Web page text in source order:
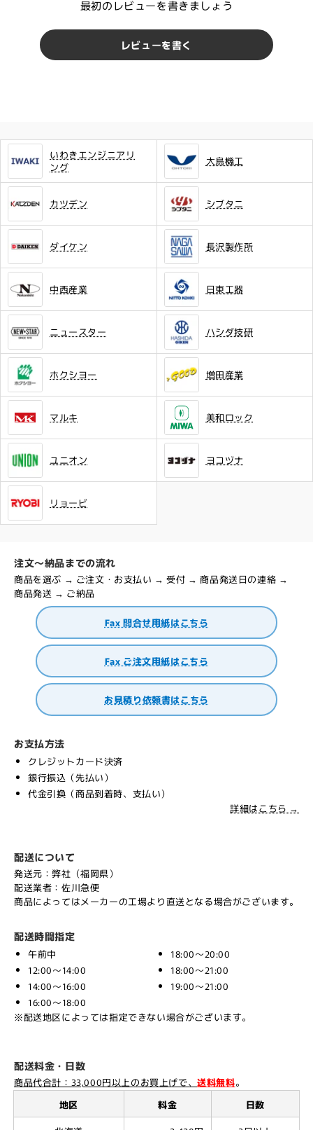
最初のレビューを書きましょう
レビューを書く
いわきエンジニアリ
ング
大鳥機工
カツデン シブタニ
ダイケン 長沢製作所
中西産業 日東工器
ニュースター ハシダ技研
ホクシヨー 増田産業
マルキ 美和ロック
ユニオン ヨコヅナ
リョービ
注文～納品までの流れ
商品を選ぶ → ご注文・お支払い → 受付 → 商品発送日の連絡 →
商品発送 → ご納品
Fax 問合せ用紙はこちら
Fax ご注文用紙はこちら
お見積り依頼書はこちら
お支払方法
クレジットカード決済
銀行振込（先払い）
代金引換（商品到着時、支払い）
詳細はこちら →
配送について
発送元：弊社（福岡県）
配送業者：佐川急便
商品によってはメーカーの工場より直送となる場合がございます。
配送時間指定
午前中
12:00～14:00
14:00～16:00
16:00～18:00
18:00～20:00
18:00～21:00
19:00～21:00
※配送地区によっては指定できない場合がございます。
配送料金・日数
商品代合計：33,000円以上のお買上げで、送料無料。
地区
料金
日数